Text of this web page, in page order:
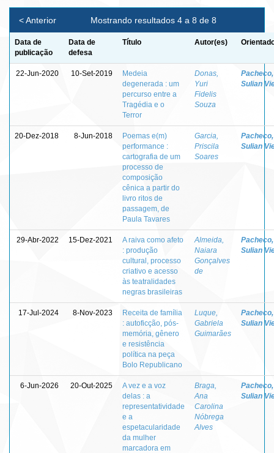
Mostrando resultados 4 a 8 de 8
< Anterior
Data de
publicação
Data de
defesa
Título Autor(es)
22-Jun-2020 10-Set-2019
Medeia
degenerada : um
percurso entre a
Tragédia e o
Terror
Donas,
Yuri
Fidelis
Souza
Pacheco,
Sulian
20-Dez-2018 8-Jun-2018
Poemas e(m)
performance :
cartografia de um
processo de
composição
cênica a partir do
livro ritos de
passagem, de
Paula Tavares
Garcia,
Priscila
Soares
Pacheco,
Sulian
29-Abr-2022 15-Dez-2021
A raiva como afeto
: produção
cultural, processo
criativo e acesso
às teatralidades
negras brasileiras
Almeida,
Naiara
Gonçalves
de
Pacheco,
Sulian
17-Jul-2024 8-Nov-2023
Receita de família
: autoficção, pós-
memória, gênero
e resistência
política na peça
Bolo Republicano
Luque,
Gabriela
Guimarães
Pacheco,
Sulian
6-Jun-2026 20-Out-2025
A vez e a voz
delas : a
representatividade
e a
espetacularidade
da mulher
marcadora em
Braga,
Ana
Carolina
Nóbrega
Alves
Pacheco,
Sulian